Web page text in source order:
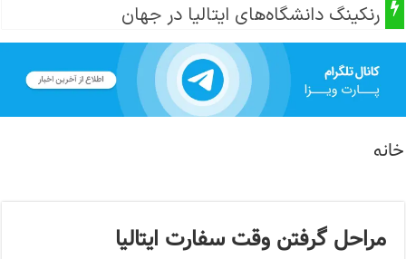
رنکینگ دانشگاه‌های ایتالیا در جهان
خانه
مراحل گرفتن وقت سفارت ایتالیا